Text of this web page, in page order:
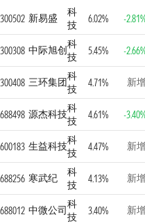
300502 新易盛
科
技
6.02% -
300308 中际旭创科
技
5.45% -
300408 三环集团科
技
4.71% 新
688498 源杰科技科
技
4.61% -
600183 生益科技科
技
4.47% 新
688256 寒武纪
科
技
4.13% 新
688012 中微公司科
技
3.40% 新